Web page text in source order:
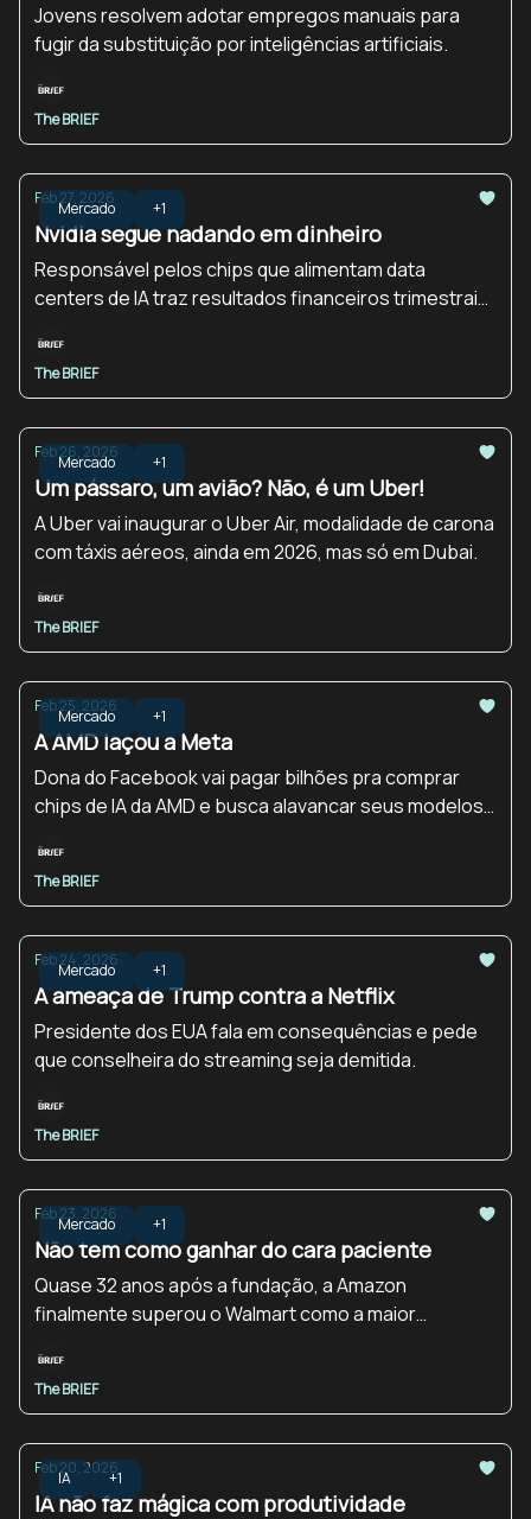
Jovens resolvem adotar empregos manuais para
fugir da substituição por inteligências artificiais.
The BRIEF
Mercado +1
Feb 27, 2026
Nvidia segue nadando em dinheiro
Responsável pelos chips que alimentam data
centers de IA traz resultados financeiros trimestrais
The BRIEF
Mercado +1
Feb 26, 2026
Um pássaro, um avião? Não, é um Uber!
A Uber vai inaugurar o Uber Air, modalidade de carona
com táxis aéreos, ainda em 2026, mas só em Dubai.
The BRIEF
Mercado +1
Feb 25, 2026
A AMD laçou a Meta
Dona do Facebook vai pagar bilhões pra comprar
chips de IA da AMD e busca alavancar seus modelos
The BRIEF
Mercado +1
Feb 24, 2026
A ameaça de Trump contra a Netflix
Presidente dos EUA fala em consequências e pede
que conselheira do streaming seja demitida.
The BRIEF
Mercado +1
Feb 23, 2026
Não tem como ganhar do cara paciente
Quase 32 anos após a fundação, a Amazon
finalmente superou o Walmart como a maior
The BRIEF
IA +1
Feb 20, 2026
IA não faz mágica com produtividade